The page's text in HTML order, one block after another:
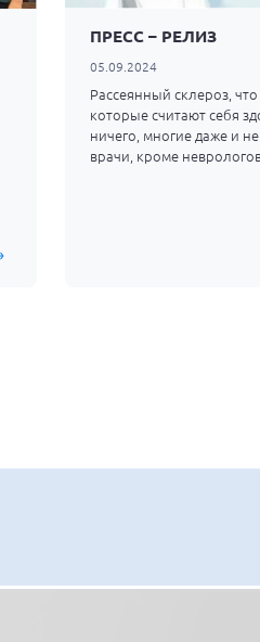
ПРЕСС – РЕЛИЗ
05.09.2024
Рассеянный склероз,
которые считают себя
ничего, многие даже и
врачи, кроме